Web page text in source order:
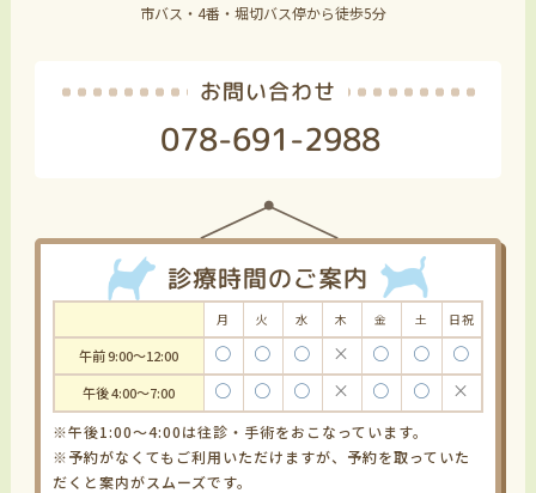
市バス・4番・堀切バス停から徒歩5分
お問い合わせ
078-691-2988
診療時間のご案内
月 火 水 木 金 土 日祝
午前 9:00～12:00 〇 〇 〇 × 〇 〇 〇
午後 4:00～7:00 〇 〇 〇 × 〇 〇 ×
※午後1:00～4:00は往診・手術をおこなっています。
※予約がなくてもご利用いただけますが、予約を取っていた
だくと案内がスムーズです。